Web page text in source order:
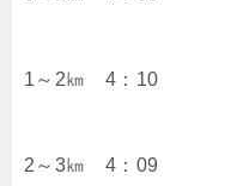
1～2㎞ 4：10
2～3㎞ 4：09